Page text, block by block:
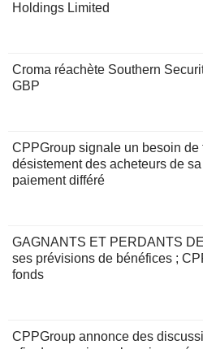
Holdings Limited
Croma réachète Southern
GBP
CPPGroup signale un besoin
désistement des acheteurs de
paiement différé
GAGNANTS ET PERDANTS
ses prévisions de bénéfices ;
fonds
CPPGroup annonce des